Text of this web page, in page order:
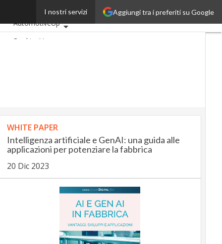
Aggiungi tra i preferiti su Google
I nostri servizi
Ultimi articoli
AutomotiveUp
BankingUp
WHITE PAPER
Intelligenza artificiale e GenAI: una guida alle
applicazioni per potenziare la fabbrica
20 Dic 2023